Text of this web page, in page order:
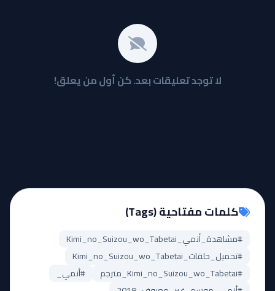
لا توجد تعليقات بعد. كن أول من يعلق!
كلمات مفتاحية (Tags)
#مشاهدة_أنمي_Kimi_no_Suizou_wo_Tabetai
#تحميل_حلقات_Kimi_no_Suizou_wo_Tabetai
#Kimi_no_Suizou_wo_Tabetai_مترجم
#أنمي_